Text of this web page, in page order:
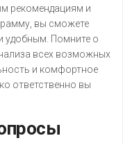
рекомендациям и
вы сможете
удобным. Помните о
всех возможных
и комфортное
ответственно вы